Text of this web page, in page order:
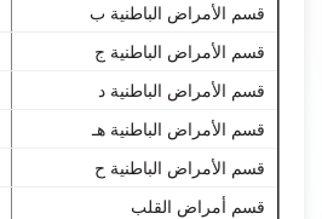
قسم الأمراض الباطنية ب
قسم الأمراض الباطنية ج
قسم الأمراض الباطنية د
قسم الأمراض الباطنية هـ
قسم الأمراض الباطنية ح
قسم أمراض القلب